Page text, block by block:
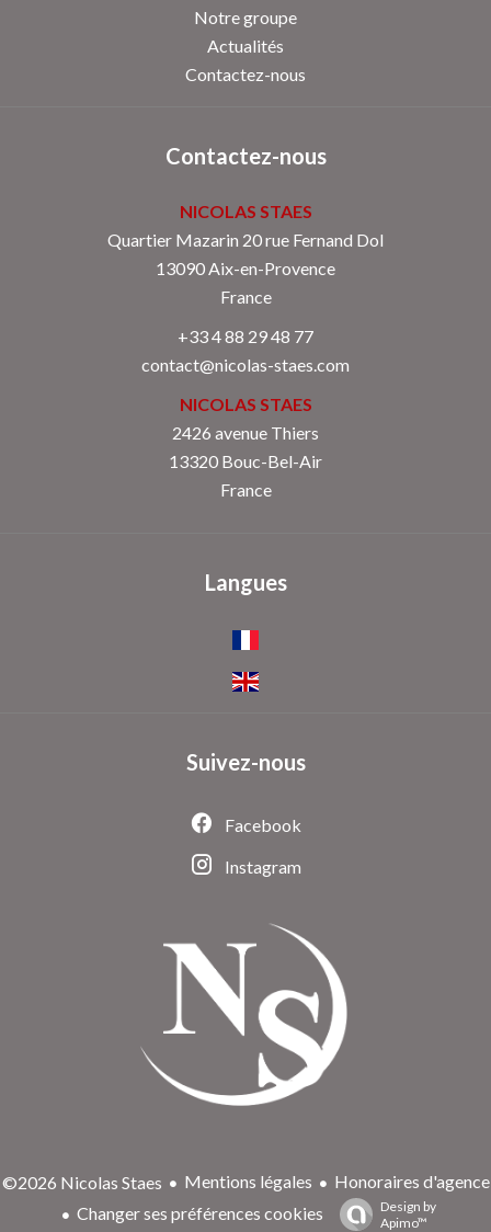
Notre groupe
Actualités
Contactez-nous
Contactez-nous
NICOLAS STAES
Quartier Mazarin 20 rue Fernand Dol
13090Aix-en-Provence
France
+33 4 88 29 48 77
contact@nicolas-staes.com
NICOLAS STAES
2426 avenue Thiers
13320 Bouc-Bel-Air
France
Langues
Suivez-nous
Facebook
Instagram
©2026 Nicolas Staes Mentions légales
Honoraires d'agence
Changer ses préférences cookies
Design by
Apimo™